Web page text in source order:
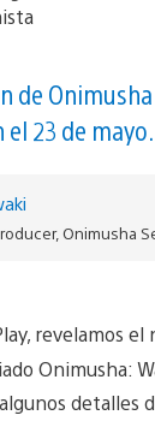
de
23 de mayo.
Onimusha
revelamos el
Onimusha:
detalles